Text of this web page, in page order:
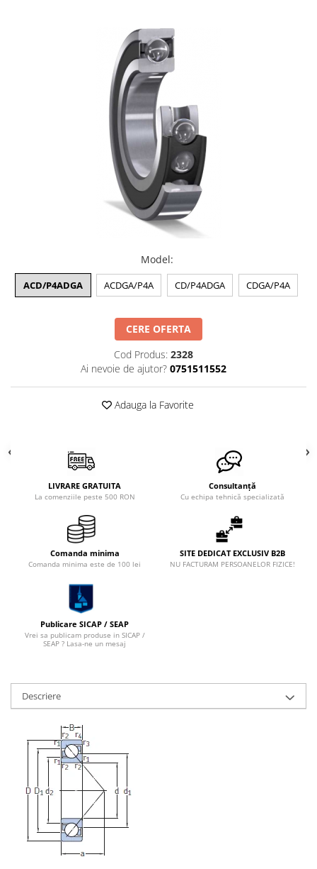
Model:
ACD/P4ADGA ACDGA/P4A CD/P4ADGA CDGA/P4A
CERE OFERTA
Cod Produs: 2328
Ai nevoie de ajutor? 0751511552
Adauga la Favorite
LIVRARE GRATUITA
La comenziile peste 500 RON
Consultanță
Cu echipa tehnică specializată
Comanda minima
Comanda minima este de 100 lei
SITE DEDICAT EXCLUSIV B2B
NU FACTURAM PERSOANELOR FIZICE!
Publicare SICAP / SEAP
Vrei sa publicam produse in SICAP /
SEAP ? Lasa-ne un mesaj
Descriere